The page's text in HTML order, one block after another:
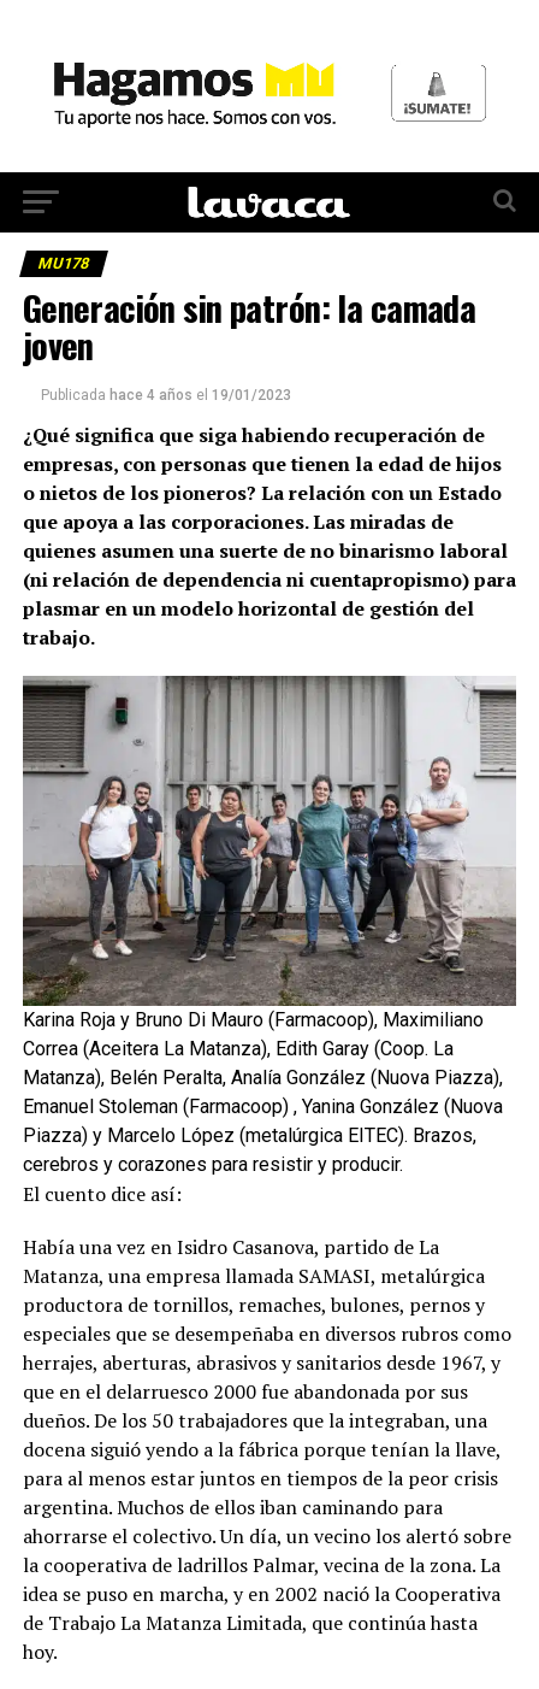
MU178
Generación sin patrón: la camada
joven
Publicada hace 4 años el 19/01/2023
¿Qué significa que siga habiendo recuperación de
empresas, con personas que tienen la edad de hijos
o nietos de los pioneros? La relación con un Estado
que apoya a las corporaciones. Las miradas de
quienes asumen una suerte de no binarismo laboral
(ni relación de dependencia ni cuentapropismo) para
plasmar en un modelo horizontal de gestión del
trabajo.
Karina Roja y Bruno Di Mauro (Farmacoop), Maximiliano
Correa (Aceitera La Matanza), Edith Garay (Coop. La
Matanza), Belén Peralta, Analía González (Nuova Piazza),
Emanuel Stoleman (Farmacoop) , Yanina González (Nuova
Piazza) y Marcelo López (metalúrgica EITEC). Brazos,
cerebros y corazones para resistir y producir.
El cuento dice así:
Había una vez en Isidro Casanova, partido de La
Matanza, una empresa llamada SAMASI, metalúrgica
productora de tornillos, remaches, bulones, pernos y
especiales que se desempeñaba en diversos rubros como
herrajes, aberturas, abrasivos y sanitarios desde 1967, y
que en el delarruesco 2000 fue abandonada por sus
dueños. De los 50 trabajadores que la integraban, una
docena siguió yendo a la fábrica porque tenían la llave,
para al menos estar juntos en tiempos de la peor crisis
argentina. Muchos de ellos iban caminando para
ahorrarse el colectivo. Un día, un vecino los alertó sobre
la cooperativa de ladrillos Palmar, vecina de la zona. La
idea se puso en marcha, y en 2002 nació la Cooperativa
de Trabajo La Matanza Limitada, que continúa hasta
hoy.